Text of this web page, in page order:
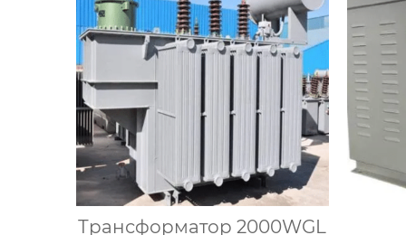
Трансформатор 2000WGL